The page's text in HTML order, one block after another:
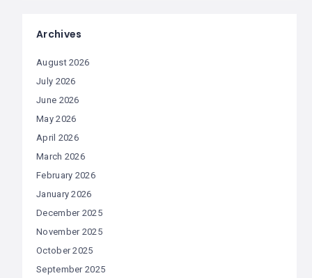
Archives
August 2026
July 2026
June 2026
May 2026
April 2026
March 2026
February 2026
January 2026
December 2025
November 2025
October 2025
September 2025